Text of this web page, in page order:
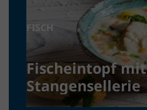
FISCH
Fischeintopf mit
Stangensellerie